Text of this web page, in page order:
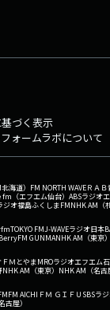
づく表示
ォームラボについて
海道） FM NORTH WAVEＲＡ
fm（エフエム仙台） ABSラジオ
ジオ福島ふくしまFMNHK AM（
TOKYO FMJ-WAVEラジオ日本
FM GUNMANHK AM（東京）
ＦＭとやまMROラジオエフエム
NHK AM（東京） NHK AM（名古
FM AICHI ＦＭ ＧＩＦＵ SBSラ
古屋）